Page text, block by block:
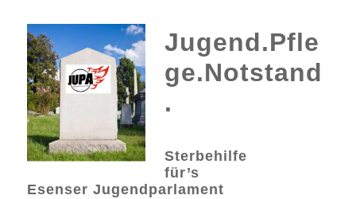
Jugend.Pfle
ge.Notstand
.
Sterbehilfe
für’s
Esenser Jugendparlament